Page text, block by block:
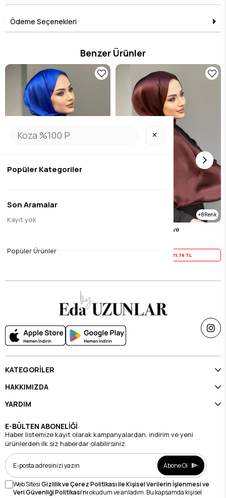
çizgileri ile hem konforlu hem de zarif bir kullanım sunar. Kumaş kalitesi, Eda
isteyen kadınlar için ideal bir tercihtir. Koleksiyonun her bir parçası, zamansız
şıklığın temsilcisidir ve her kombine değer katar. Şıklığı detaylarda arayanlara
özel bu ürün, Eda Uzunlar estetiğini dolabınıza taşır.
Ödeme Seçenekleri
Benzer Ürünler
Yaz İndirimi
8
Janjan sal koyu kahve
11,76 TL
KATEGORİLER
HAKKIMIZDA
YARDIM
E-BÜLTEN ABONELİĞİ
Haber listemize kayıt olarak kampanyalardan, indirim ve yeni
ürünlerden ilk siz haberdar olabilirsiniz.
Abone Ol
Web SitesiGizlilik ve Çerez Politikası ile Kişisel Verilerin İşlenmesi ve
Veri Güvenliği Politikası’nıokudum ve anladım. Bu kapsamda kişisel
✕
Popüler Kategoriler
Son Aramalar
Kayıt yok
Popüler Ürünler